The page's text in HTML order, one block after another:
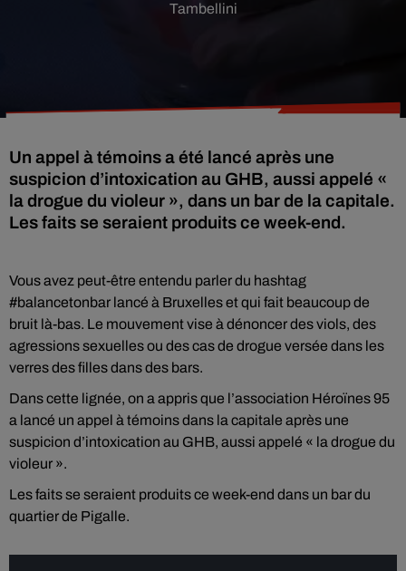
Tambellini
Un appel à témoins a été lancé après une
suspicion d’intoxication au GHB, aussi appelé «
la drogue du violeur », dans un bar de la capitale.
Les faits se seraient produits ce week-end.
Vous avez peut-être entendu parler du hashtag
#balancetonbar lancé à Bruxelles et qui fait beaucoup de
bruit là-bas. Le mouvement vise à dénoncer des viols, des
agressions sexuelles ou des cas de drogue versée dans les
verres des filles dans des bars.
Dans cette lignée, on a appris que l’association Héroïnes 95
a lancé un appel à témoins dans la capitale après une
suspicion d’intoxication au GHB, aussi appelé « la drogue du
violeur ».
Les faits se seraient produits ce week-end dans un bar du
quartier de Pigalle.